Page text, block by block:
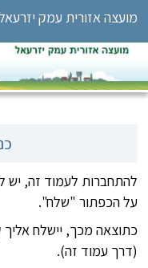
מועצה אזורית עמק
להתחברות לעמוד זה, יש
על הכפתור "שלח".
כתוצאה מכך, יישלח אליך
(דרך עמוד זה).